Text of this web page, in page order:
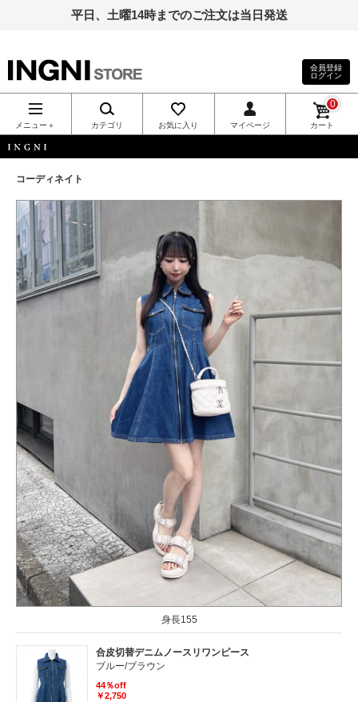
平日、土曜14時までのご注文は当日発送
INGNI（イン
グ）公式通
販｜INGNI
STORE
会員登録
ログイン
メニュー＋ カテゴリ お気に入り マイページ カート
0
コーディネイト
身長155
合皮切替デニムノースリワンピース
ブルー/ブラウン
44％off
￥2,750